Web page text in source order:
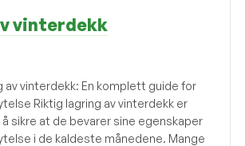
vinterdekk
av vinterdekk: En komplett guide for
Riktig lagring av vinterdekk er
sikre at de bevarer sine egenskaper
i de kaldeste månedene. Mange